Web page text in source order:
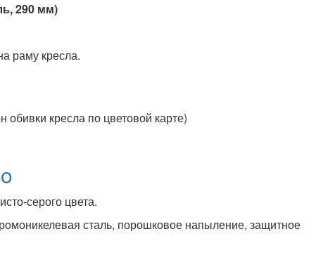
290 мм)
раму кресла.
обивки кресла по цветовой карте)
серого цвета.
сталь, порошковое напыление, защитное